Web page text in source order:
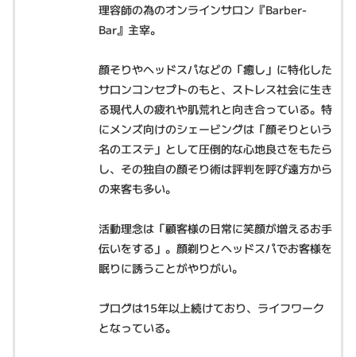
理容師の為のオンラインサロン『Barber-
Bar』主宰。
顔そりやヘッドスパなどの「癒し」に特化した
サロンコンセプトのもと、ストレス社会に生き
る現代人の疲れや肌荒れと向き合っている。特
にメンズ向けのシェービングは「顔そりという
名のエステ」として圧倒的な心地良さをもたら
し、その独自の顔そり術は評判を呼び遠方から
の来客も多い。
活動理念は「顧客様の日常に笑顔が増えるお手
伝いをする」。顔剃りとヘッドスパでお客様を
眠りに誘うことがやりがい。
ブログは15年以上続けており、ライフワーク
となっている。